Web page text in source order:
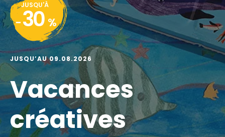
JUSQU'À
- 30 %
JUSQU’AU 09.08.2026
Vacances
créatives